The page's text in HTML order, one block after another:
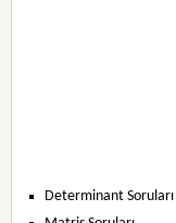
Determinant Soruları